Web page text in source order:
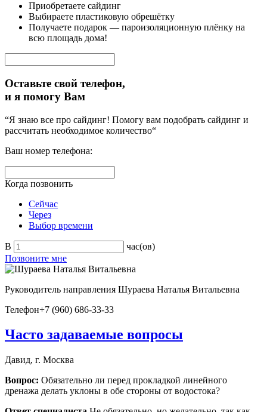
Приобретаете сайдинг
Выбираете пластиковую обрешётку
Получаете подарок — пароизоляционную плёнку на
всю площадь дома!
Оставьте свой телефон,
и я помогу Вам
“Я знаю все про сайдинг! Помогу вам подобрать сайдинг и
рассчитать необходимое количество“
Ваш номер телефона:
Когда позвонить
Сейчас
Через
Выбор времени
В
час(ов)
Позвоните мне
Руководитель направления Шураева Наталья Витальевна
Телефон+7 (960) 686-33-33
Часто задаваемые вопросы
Давид, г. Москва
Вопрос: Обязательно ли перед прокладкой линейного
дренажа делать уклоны в обе стороны от водостока?